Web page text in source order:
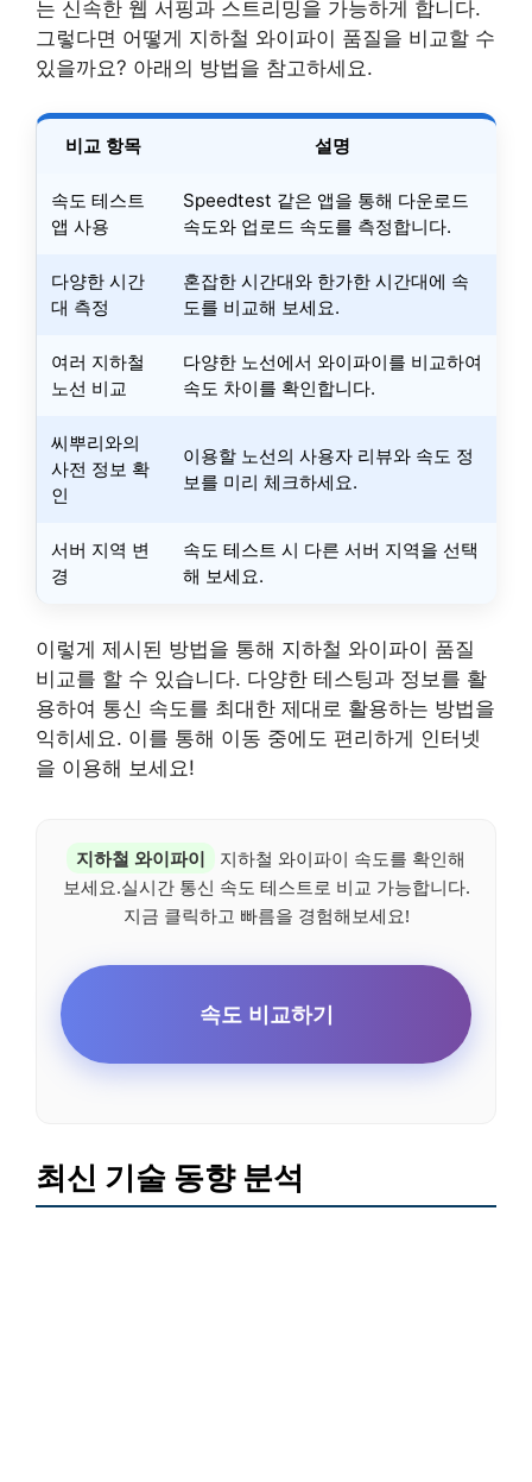
는 신속한 웹 서핑과 스트리밍을 가능하게 합니다.
그렇다면 어떻게 지하철 와이파이 품질을 비교할 수
있을까요? 아래의 방법을 참고하세요.
비교 항목 설명
속도 테스트
앱 사용
Speedtest 같은 앱을 통해 다운로드
속도와 업로드 속도를 측정합니다.
다양한 시간
대 측정
혼잡한 시간대와 한가한 시간대에 속
도를 비교해 보세요.
여러 지하철
노선 비교
다양한 노선에서 와이파이를 비교하여
속도 차이를 확인합니다.
씨뿌리와의
사전 정보 확
인
이용할 노선의 사용자 리뷰와 속도 정
보를 미리 체크하세요.
서버 지역 변
경
속도 테스트 시 다른 서버 지역을 선택
해 보세요.
이렇게 제시된 방법을 통해 지하철 와이파이 품질
비교를 할 수 있습니다. 다양한 테스팅과 정보를 활
용하여 통신 속도를 최대한 제대로 활용하는 방법을
익히세요. 이를 통해 이동 중에도 편리하게 인터넷
을 이용해 보세요!
지하철 와이파이
지하철 와이파이 속도를 확인해
보세요.실시간 통신 속도 테스트로 비교 가능합니다.
지금 클릭하고 빠름을 경험해보세요!
속도 비교하기
최신 기술 동향 분석